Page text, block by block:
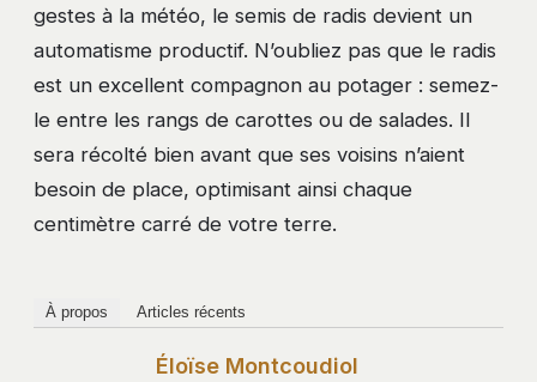
gestes à la météo, le semis de radis devient un
automatisme productif. N’oubliez pas que le radis
est un excellent compagnon au potager : semez-
le entre les rangs de carottes ou de salades. Il
sera récolté bien avant que ses voisins n’aient
besoin de place, optimisant ainsi chaque
centimètre carré de votre terre.
À propos Articles récents
Éloïse Montcoudiol